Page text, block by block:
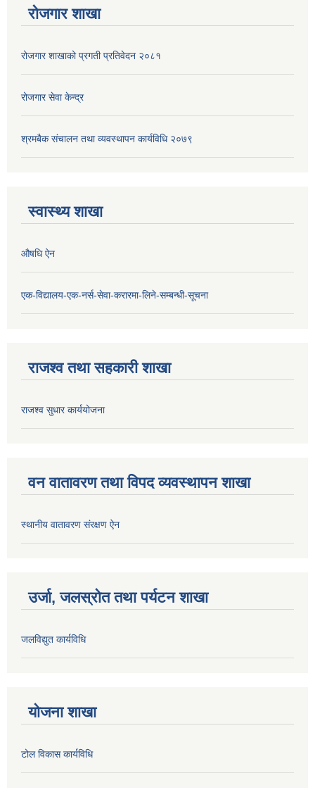
रोजगार शाखा
रोजगार शाखाको प्रगती प्रतिवेदन २०८१
रोजगार सेवा केन्द्र
श्रमबैक संचालन तथा व्यवस्थापन कार्यविधि २०७९
स्वास्थ्य शाखा
औषधि ऐन
एक-विद्यालय-एक-नर्स-सेवा-करारमा-लिने-सम्बन्धी-सूचना
राजश्व तथा सहकारी शाखा
राजश्व सुधार कार्ययोजना
वन वातावरण तथा विपद व्यवस्थापन शाखा
स्थानीय वातावरण संरक्षण ऐन
उर्जा, जलस्रोत तथा पर्यटन शाखा
जलविद्युत कार्यविधि
योजना शाखा
टोल विकास कार्यविधि